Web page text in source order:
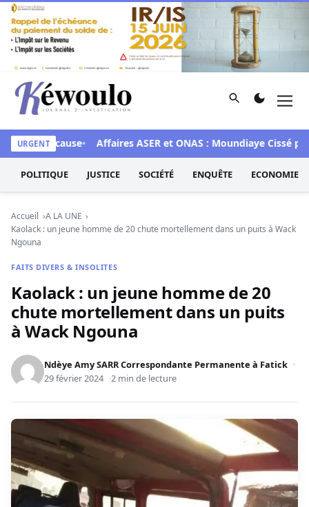
Aller au contenu
Kéwoulo, le premier site d'information et d'investigation
Rechercher
URGENT
en cause Affaires ASER et ONAS : Moundiaye Cissé
POLITIQUE JUSTICE SOCIÉTÉ ENQUÊTE ECONOMIE
Accueil
A LA UNE
Kaolack : un jeune homme de 20 chute mortellement dans un puits à Wack
Ngouna
FAITS DIVERS & INSOLITES
Kaolack : un jeune homme de 20
chute mortellement dans un puits
à Wack Ngouna
Ndèye Amy SARR Correspondante Permanente à Fatick
29 février 2024
2 min de lecture